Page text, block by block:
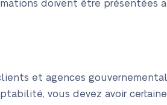
doivent être présentées
et agences
vous devez avoir